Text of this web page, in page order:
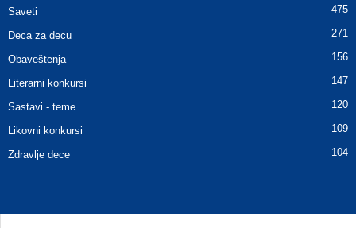
Saveti 475
Deca za decu 271
Obaveštenja 156
Literarni konkursi 147
Sastavi - teme 120
Likovni konkursi 109
Zdravlje dece 104